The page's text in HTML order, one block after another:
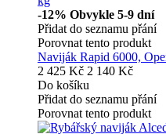
-12% Obvykle 5-9 dní
Přidat do seznamu přání
Porovnat tento produkt
Naviják Rapid 6000,
2 425 Kč 2 140 Kč
Do košíku
Přidat do seznamu přání
Porovnat tento produkt